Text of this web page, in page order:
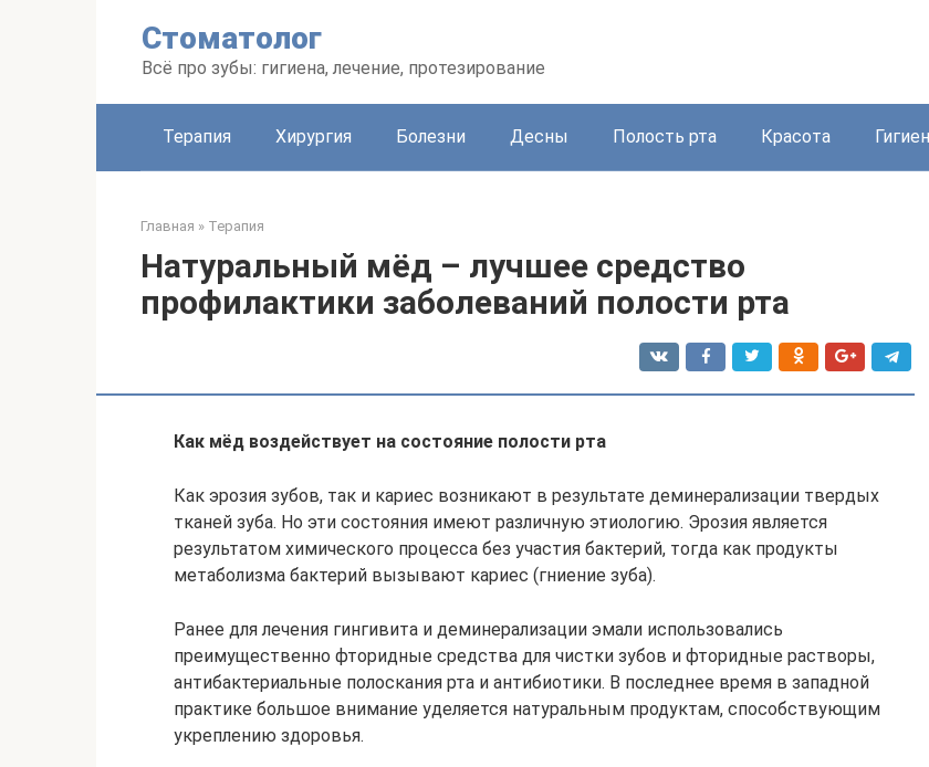
Стоматолог
Всё про зубы: гигиена, лечение, протезирование
Терапия Хирургия Болезни Десны Полость рта Красота
Главная » Терапия
Натуральный мёд – лучшее средство
профилактики заболеваний полости рта
Как мёд воздействует на состояние полости рта
Как эрозия зубов, так и кариес возникают в результате деминерализации твердых
тканей зуба. Но эти состояния имеют различную этиологию. Эрозия является
результатом химического процесса без участия бактерий, тогда как продукты
метаболизма бактерий вызывают кариес (гниение зуба).
Ранее для лечения гингивита и деминерализации эмали использовались
преимущественно фторидные средства для чистки зубов и фторидные растворы,
антибактериальные полоскания рта и антибиотики. В последнее время в западной
практике большое внимание уделяется натуральным продуктам, способствующим
укреплению здоровья.